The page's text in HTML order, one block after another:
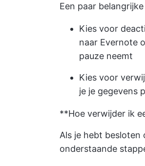
Een paar
Kies voor
naar Evernote
pauze neemt
Kies voor
je je gegevens
**Hoe verwijder ik
Als je hebt
onderstaande